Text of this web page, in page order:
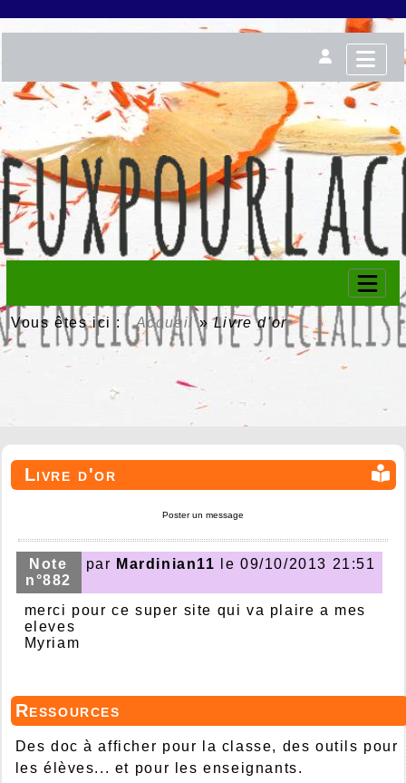
Vous êtes ici :Accueil»Livre d'or
Livre d'or
Poster un message
Note
n°882
par Mardinian11 le 09/10/2013 21:51
merci pour ce super site qui va plaire a mes
eleves
Myriam
Ressources
Des doc à afficher pour la classe, des outils pour
les élèves... et pour les enseignants.